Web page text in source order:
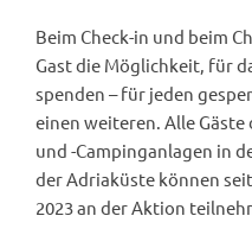
Beim Check-in und beim
Gast die Möglichkeit, für
spenden – für jeden
einen weiteren. Alle Gäste
und -Campinganlagen in
der Adriaküste können
2023 an der Aktion